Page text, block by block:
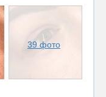
39 фото